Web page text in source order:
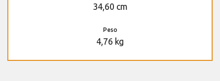
34,60 cm
Peso
4,76 kg